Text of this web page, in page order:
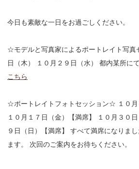
今日も素敵な一日をお過ごしください。
☆モデルと写真家によるポートレイト写
日（木）
１０月２９日（水） 都内某所に
こちら
☆ポートレイトフォトセッション☆ １０
１０月１７日（金）【満席】
１０月３０
９日（日）【満席】
すべて満席になりまし
ます。
次回のご案内をお待ちください。